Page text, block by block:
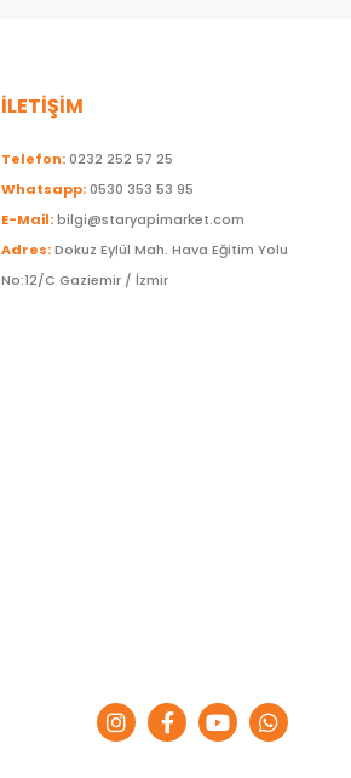
İLETİŞİM
Telefon:0232 252 57 25
Whatsapp:0530 353 53 95
E-Mail:bilgi@staryapimarket.com
Adres:Dokuz Eylül Mah. Hava Eğitim Yolu
No:12/C Gaziemir / İzmir